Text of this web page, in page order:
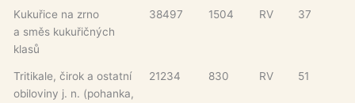
Kukuřice na zrno
a směs kukuřičných
klasů
38497 1504 RV 37
Tritikale, čirok a ostatní
obiloviny j. n. (pohanka,
21234 830 RV 51